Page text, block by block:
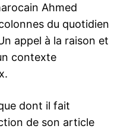
Ahmed
du quotidien
appel à la raison et
contexte
dont il fait
de son article